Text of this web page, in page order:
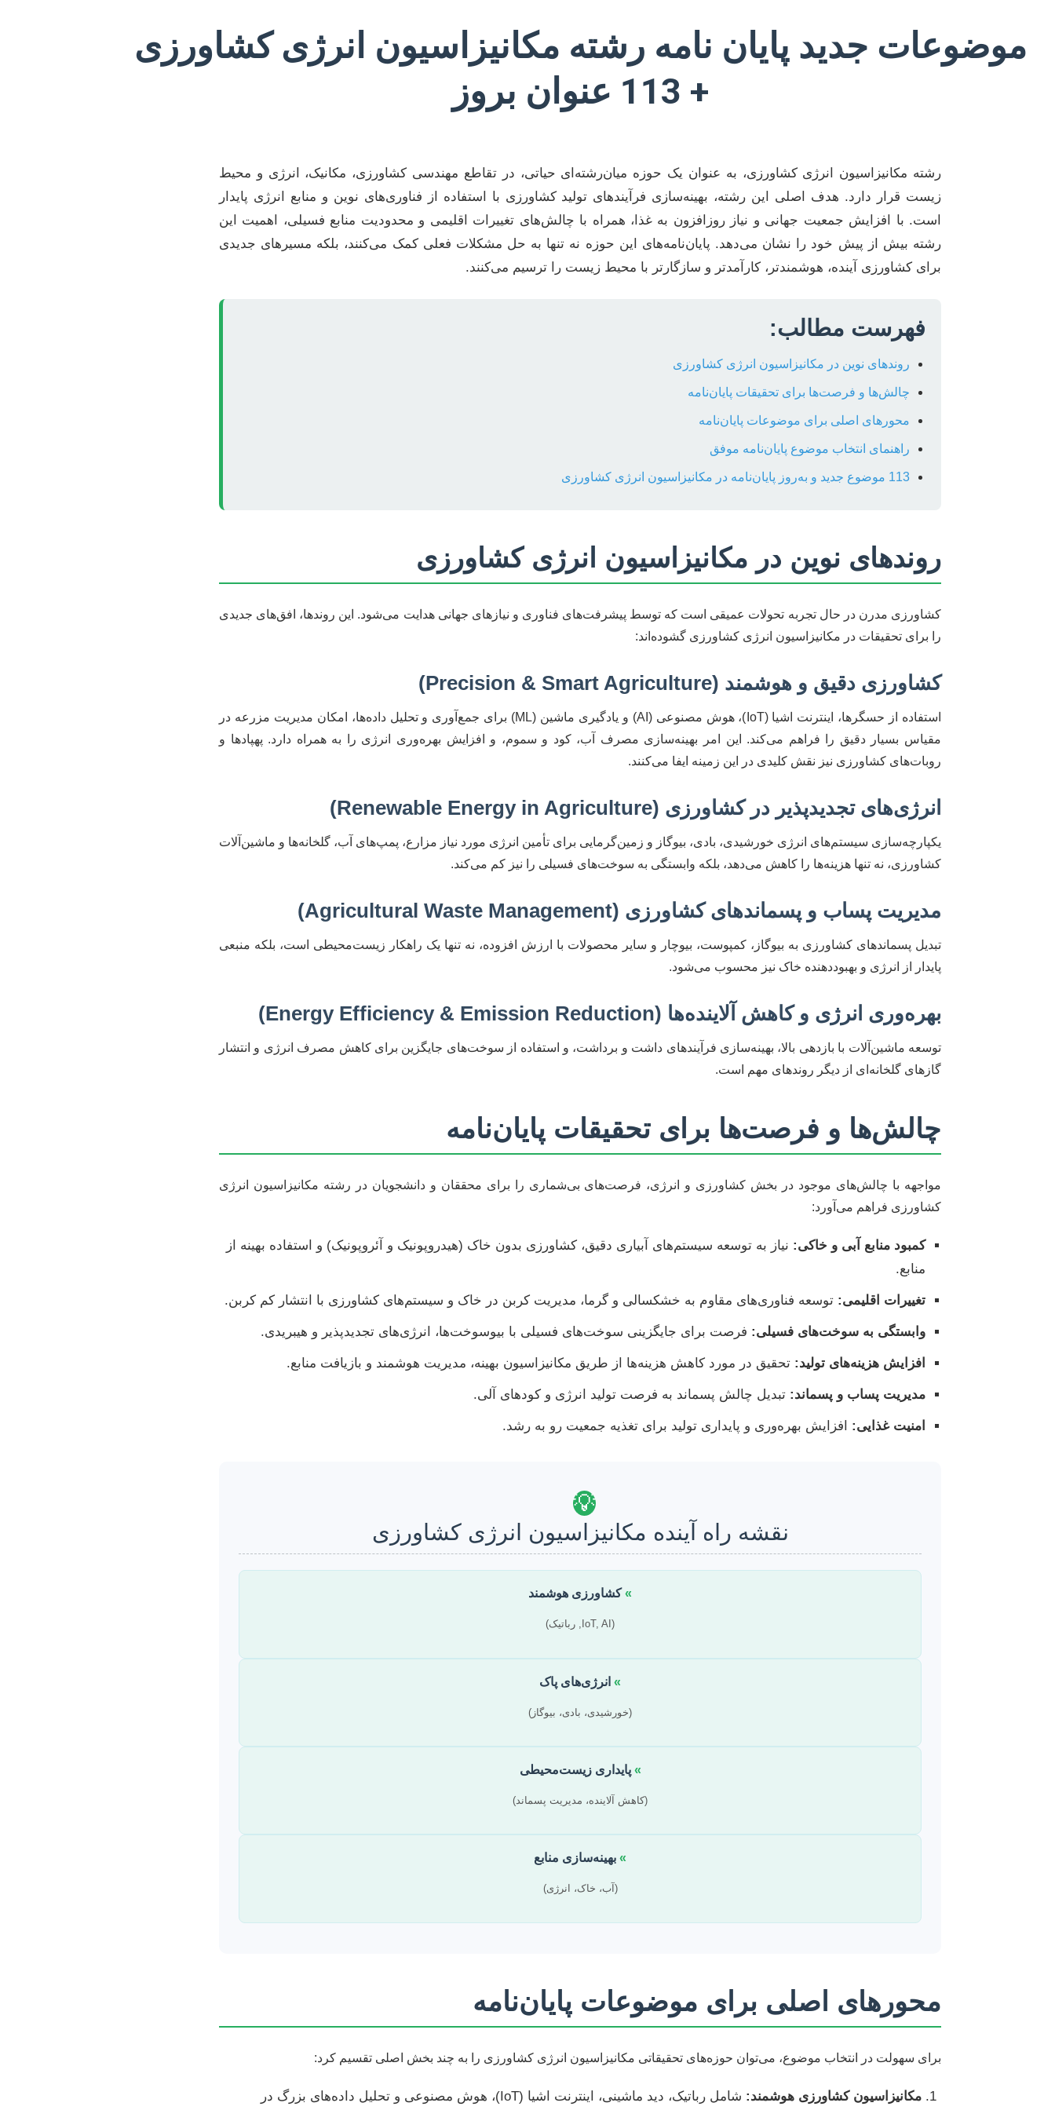
موضوعات جدید پایان نامه رشته مکانیزاسیون انرژی کشاورزی
+ 113 عنوان بروز
رشته مکانیزاسیون انرژی کشاورزی، به عنوان یک حوزه میان‌رشته‌ای حیاتی، در تقاطع مهندسی کشاورزی، مکانیک، انرژی و محیط
زیست قرار دارد. هدف اصلی این رشته، بهینه‌سازی فرآیندهای تولید کشاورزی با استفاده از فناوری‌های نوین و منابع انرژی پایدار
است. با افزایش جمعیت جهانی و نیاز روزافزون به غذا، همراه با چالش‌های تغییرات اقلیمی و محدودیت منابع فسیلی، اهمیت این
رشته بیش از پیش خود را نشان می‌دهد. پایان‌نامه‌های این حوزه نه تنها به حل مشکلات فعلی کمک می‌کنند، بلکه مسیرهای جدیدی
برای کشاورزی آینده، هوشمندتر، کارآمدتر و سازگارتر با محیط زیست را ترسیم می‌کنند.
فهرست مطالب:
روندهای نوین در مکانیزاسیون انرژی کشاورزی
چالش‌ها و فرصت‌ها برای تحقیقات پایان‌نامه
محورهای اصلی برای موضوعات پایان‌نامه
راهنمای انتخاب موضوع پایان‌نامه موفق
113 موضوع جدید و به‌روز پایان‌نامه در مکانیزاسیون انرژی کشاورزی
روندهای نوین در مکانیزاسیون انرژی کشاورزی
کشاورزی مدرن در حال تجربه تحولات عمیقی است که توسط پیشرفت‌های فناوری و نیازهای جهانی هدایت می‌شود. این روندها، افق‌های جدیدی
را برای تحقیقات در مکانیزاسیون انرژی کشاورزی گشوده‌اند:
کشاورزی دقیق و هوشمند (Precision & Smart Agriculture)
استفاده از حسگرها، اینترنت اشیا (IoT)، هوش مصنوعی (AI) و یادگیری ماشین (ML) برای جمع‌آوری و تحلیل داده‌ها، امکان مدیریت مزرعه در
مقیاس بسیار دقیق را فراهم می‌کند. این امر بهینه‌سازی مصرف آب، کود و سموم، و افزایش بهره‌وری انرژی را به همراه دارد. پهپادها و
روبات‌های کشاورزی نیز نقش کلیدی در این زمینه ایفا می‌کنند.
انرژی‌های تجدیدپذیر در کشاورزی (Renewable Energy in Agriculture)
یکپارچه‌سازی سیستم‌های انرژی خورشیدی، بادی، بیوگاز و زمین‌گرمایی برای تأمین انرژی مورد نیاز مزارع، پمپ‌های آب، گلخانه‌ها و ماشین‌آلات
کشاورزی، نه تنها هزینه‌ها را کاهش می‌دهد، بلکه وابستگی به سوخت‌های فسیلی را نیز کم می‌کند.
مدیریت پساب و پسماندهای کشاورزی (Agricultural Waste Management)
تبدیل پسماندهای کشاورزی به بیوگاز، کمپوست، بیوچار و سایر محصولات با ارزش افزوده، نه تنها یک راهکار زیست‌محیطی است، بلکه منبعی
پایدار از انرژی و بهبوددهنده خاک نیز محسوب می‌شود.
بهره‌وری انرژی و کاهش آلاینده‌ها (Energy Efficiency & Emission Reduction)
توسعه ماشین‌آلات با بازدهی بالا، بهینه‌سازی فرآیندهای داشت و برداشت، و استفاده از سوخت‌های جایگزین برای کاهش مصرف انرژی و انتشار
گازهای گلخانه‌ای از دیگر روندهای مهم است.
چالش‌ها و فرصت‌ها برای تحقیقات پایان‌نامه
مواجهه با چالش‌های موجود در بخش کشاورزی و انرژی، فرصت‌های بی‌شماری را برای محققان و دانشجویان در رشته مکانیزاسیون انرژی
کشاورزی فراهم می‌آورد:
کمبود منابع آبی و خاکی: نیاز به توسعه سیستم‌های آبیاری دقیق، کشاورزی بدون خاک (هیدروپونیک و آئروپونیک) و استفاده بهینه از
منابع.
تغییرات اقلیمی: توسعه فناوری‌های مقاوم به خشکسالی و گرما، مدیریت کربن در خاک و سیستم‌های کشاورزی با انتشار کم کربن.
وابستگی به سوخت‌های فسیلی: فرصت برای جایگزینی سوخت‌های فسیلی با بیوسوخت‌ها، انرژی‌های تجدیدپذیر و هیبریدی.
افزایش هزینه‌های تولید: تحقیق در مورد کاهش هزینه‌ها از طریق مکانیزاسیون بهینه، مدیریت هوشمند و بازیافت منابع.
مدیریت پساب و پسماند: تبدیل چالش پسماند به فرصت تولید انرژی و کودهای آلی.
امنیت غذایی: افزایش بهره‌وری و پایداری تولید برای تغذیه جمعیت رو به رشد.
💡
نقشه راه آینده مکانیزاسیون انرژی کشاورزی
»کشاورزی هوشمند
(IoT, AI, رباتیک)
» انرژی‌های پاک
(خورشیدی، بادی، بیوگاز)
» پایداری زیست‌محیطی
(کاهش آلاینده، مدیریت پسماند)
» بهینه‌سازی منابع
(آب، خاک، انرژی)
محورهای اصلی برای موضوعات پایان‌نامه
برای سهولت در انتخاب موضوع، می‌توان حوزه‌های تحقیقاتی مکانیزاسیون انرژی کشاورزی را به چند بخش اصلی تقسیم کرد:
مکانیزاسیون کشاورزی هوشمند: شامل رباتیک، دید ماشینی، اینترنت اشیا (IoT)، هوش مصنوعی و تحلیل داده‌های بزرگ در